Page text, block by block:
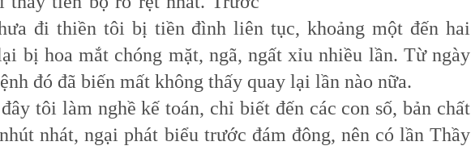
đi thiền tôi bị tiền đình liên tục, khoảng một đến hai
bị hoa mắt chóng mặt, ngã, ngất xỉu nhiều lần. Từ ngày
đó đã biến mất không thấy quay lại lần nào nữa.
tôi làm nghề kế toán, chỉ biết đến các con số, bản chất
nhát, ngại phát biểu trước đám đông, nên có lần Thầy